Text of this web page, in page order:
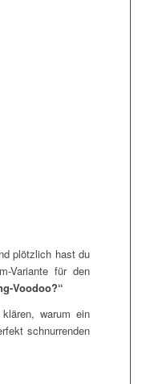
plötzlich hast du
Variante für den
Voodoo?“
warum ein
schnurrenden